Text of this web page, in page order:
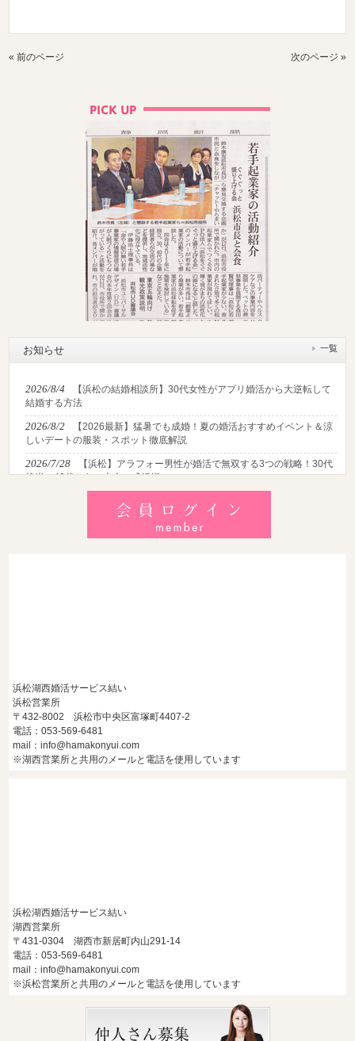
« 前のページ 次のページ »
お知らせ 一覧
2026/8/4
【浜松の結婚相談所】30代女性がアプリ婚活から大逆転して
結婚する方法
2026/8/2
【2026最新】猛暑でも成婚！夏の婚活おすすめイベント＆涼
しいデートの服装・スポット徹底解説
2026/7/28
【浜松】アラフォー男性が婚活で無双する3つの戦略！30代
後半・40代からの大人の成婚術
【浜松】30代・40代男性で「モテない男」の共通点とは？
地元の婚活女子が避けるNGな特徴3選
【共感必至】浜松の婚活あるある7選！20代・30代・40代の
浜松湖西婚活サービス結い
浜松営業所
〒432-8002 浜松市中央区富塚町4407-2
電話：053-569-6481
mail：info@hamakonyui.com
※湖西営業所と共用のメールと電話を使用しています
浜松湖西婚活サービス結い
湖西営業所
〒431-0304 湖西市新居町内山291-14
電話：053-569-6481
mail：info@hamakonyui.com
※浜松営業所と共用のメールと電話を使用しています